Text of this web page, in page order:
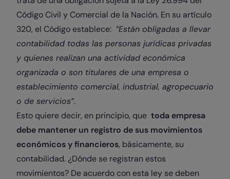
Código Civil y Comercial de la Nación. En su artículo
320, el Código establece: “Están obligadas a llevar
contabilidad todas las personas jurídicas privadas
y quienes realizan una actividad económica
organizada o son titulares de una empresa o
establecimiento comercial, industrial, agropecuario
o de servicios”.
Esto quiere decir, en principio, que toda empresa
debe mantener un registro de sus movimientos
económicos y financieros, básicamente, su
contabilidad. ¿Dónde se registran estos
movimientos? De acuerdo con esta ley se deben